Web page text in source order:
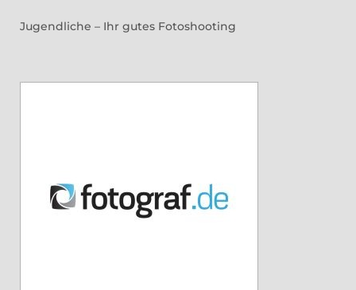
Jugendliche – Ihr gutes Fotoshooting